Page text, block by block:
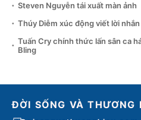
Steven Nguyễn tái xuất màn ảnh
Thúy Diễm xúc động viết lời
Tuấn Cry chính thức lấn sân ca
Bling
ĐỜI SỐNG VÀ THƯƠNG